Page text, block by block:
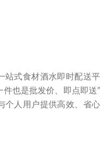
站式食材酒水即时配送平
件也是批发价、即点即送”
个人用户提供高效、省心